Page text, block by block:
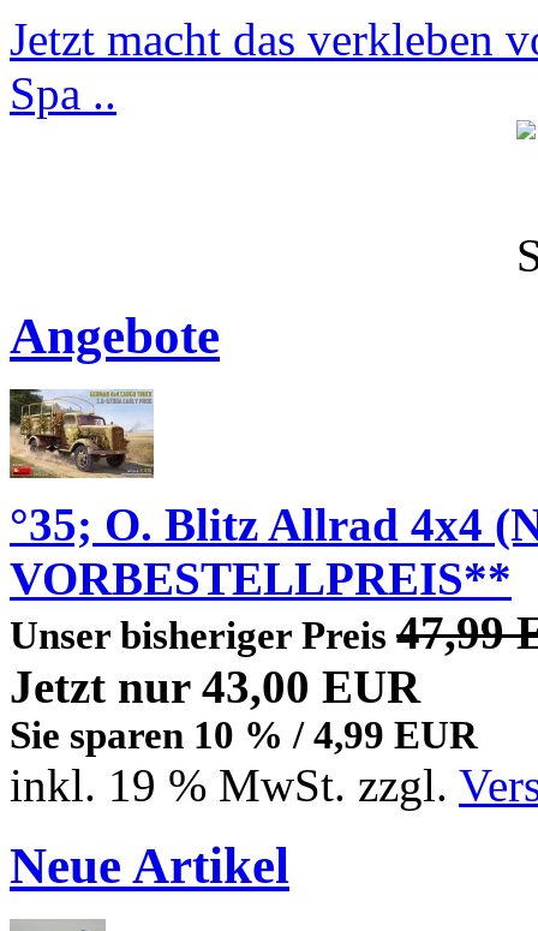
Jetzt macht das verkleben
Spa ..
Angebote
°35; O. Blitz Allrad 4x4
VORBESTELLPREIS**
Unser bisheriger Preis 47,99
Jetzt nur 43,00 EUR
Sie sparen 10 % / 4,99 EUR
inkl. 19 % MwSt. zzgl.
Neue Artikel